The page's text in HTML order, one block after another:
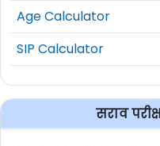
Age Calculator
SIP Calculator
सराव